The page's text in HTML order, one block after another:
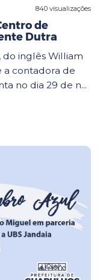
840 visualizações
de
Dutra
do inglês William
a contadora de
no dia 29 de n...